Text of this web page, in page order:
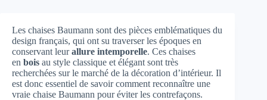
Les chaises Baumann sont des pièces emblématiques du
design français, qui ont su traverser les époques en
conservant leurallure intemporelle. Ces chaises
en bois au style classique et élégant sont très
recherchées sur le marché de la décoration d’intérieur. Il
est donc essentiel de savoir comment reconnaître une
vraie chaise Baumann pour éviter les contrefaçons.